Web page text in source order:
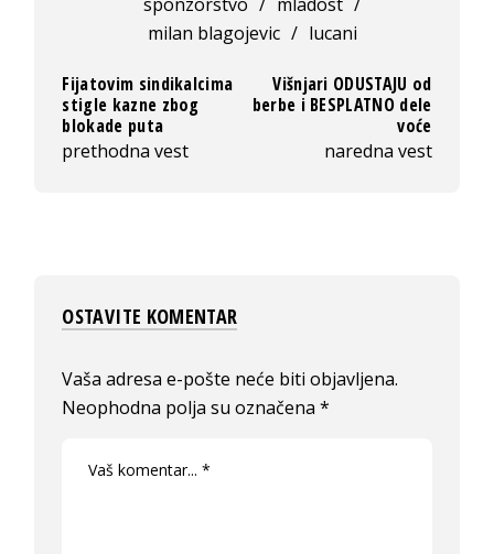
milan blagojevic / lucani
Fijatovim sindikalcima
stigle kazne zbog
blokade puta
prethodna vest
Višnjari ODUSTAJU od
berbe i BESPLATNO dele
voće
naredna vest
OSTAVITE KOMENTAR
Vaša adresa e-pošte neće biti objavljena.
Neophodna polja su označena*